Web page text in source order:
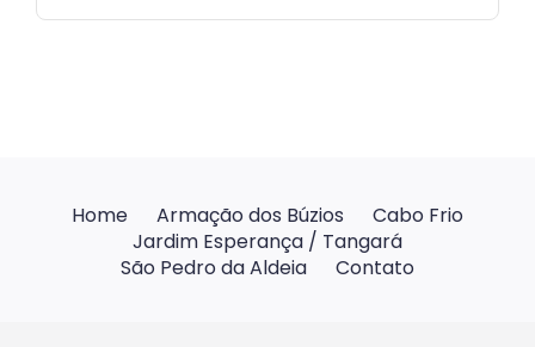
Home Armação dos Búzios
Cabo Frio
Jardim Esperança / Tangará
São Pedro da Aldeia
Contato